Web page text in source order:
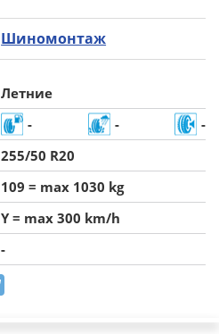
Шиномонтаж
Летние
- -
-
255/50 R20
109 = max 1030 kg
Y = max 300 km/h
-